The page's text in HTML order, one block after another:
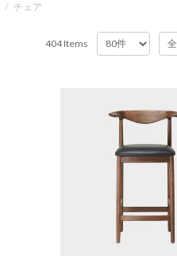
/ チェア
404 Items